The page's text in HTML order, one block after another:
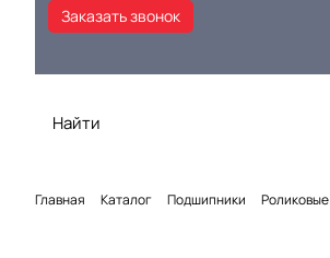
Заказать звонок
Главная Каталог Подшипники